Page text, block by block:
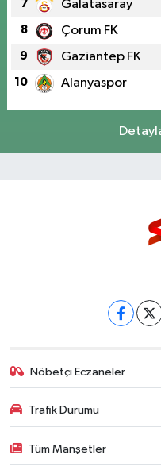
7 Galatasaray
8 Çorum FK
9 Gaziantep FK
10 Alanyaspor
Nöbetçi Eczaneler
Trafik Durumu
Tüm Manşetler